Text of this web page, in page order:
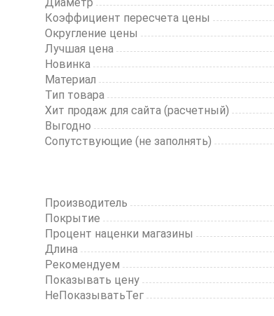
Коэффициент пересчета цены
Округление цены
Лучшая цена
Новинка
Материал
Тип товара
Хит продаж для сайта (расчетный)
Выгодно
Сопутствующие (не заполнять)
Производитель
Покрытие
Процент наценки магазины
Длина
Рекомендуем
Показывать цену
НеПоказыватьТег